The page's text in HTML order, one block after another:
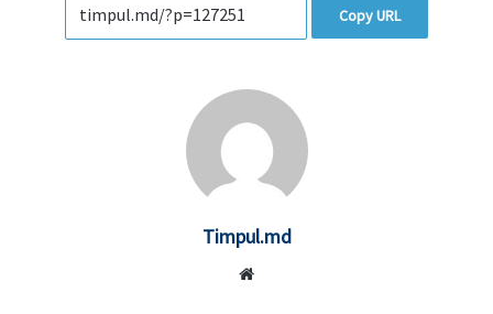
Copy URL
Timpul.md